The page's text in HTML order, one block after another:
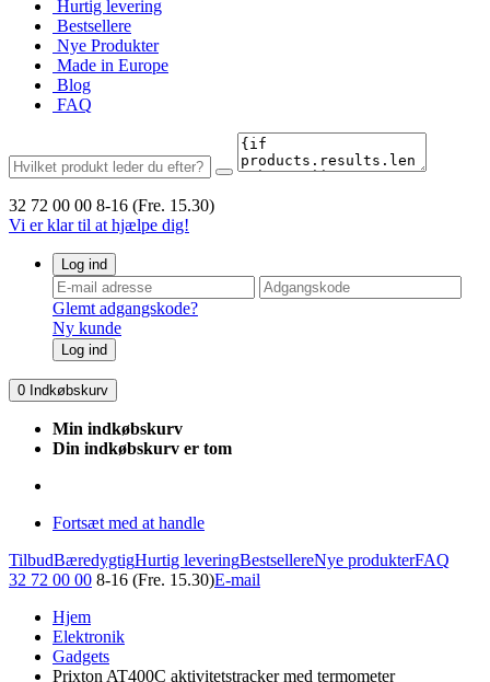
Hurtig levering
Bestsellere
Nye Produkter
Made in Europe
Blog
FAQ
32 72 00 00 8-16 (Fre. 15.30)
Vi er klar til at hjælpe dig!
Log ind
Glemt adgangskode?
Ny kunde
Log ind
0 Indkøbskurv
Min indkøbskurv
Din indkøbskurv er tom
Fortsæt med at handle
TilbudBæredygtigHurtig leveringBestsellereNye produkterFAQ
32 72 00 00 8-16 (Fre. 15.30)E-mail
Hjem
Elektronik
Gadgets
Prixton AT400C aktivitetstracker med termometer